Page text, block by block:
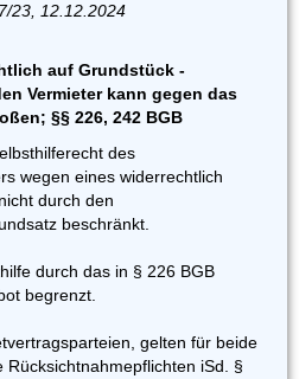
23, 12.12.2024
auf Grundstück -
Vermieter kann gegen das
§§ 226, 242 BGB
des
wegen eines widerrechtlich
durch den
beschränkt.
durch das in § 226 BGB
begrenzt.
gelten für beide
Rücksichtnahmepflichten iSd. §